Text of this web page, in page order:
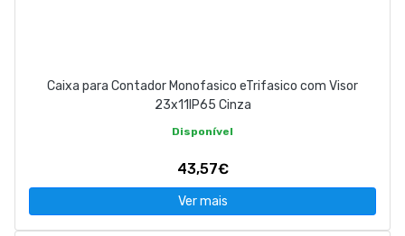
Caixa para Contador Monofasico eTrifasico com Visor
23x11IP65 Cinza
Disponível
43,57€
Ver mais